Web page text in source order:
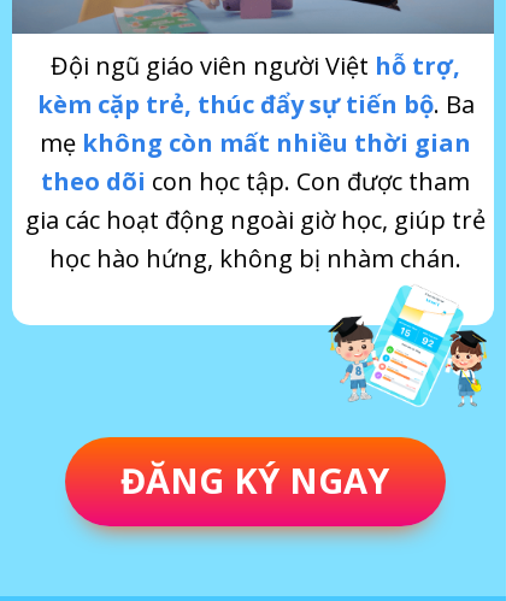
Đội ngũ giáo viên người Việt hỗ trợ,
kèm cặp trẻ, thúc đẩy sự tiến bộ. Ba
mẹ không còn mất nhiều thời gian
theo dõi con học tập. Con được tham
gia các hoạt động ngoài giờ học, giúp trẻ
học hào hứng, không bị nhàm chán.
ĐĂNG KÝ NGAY